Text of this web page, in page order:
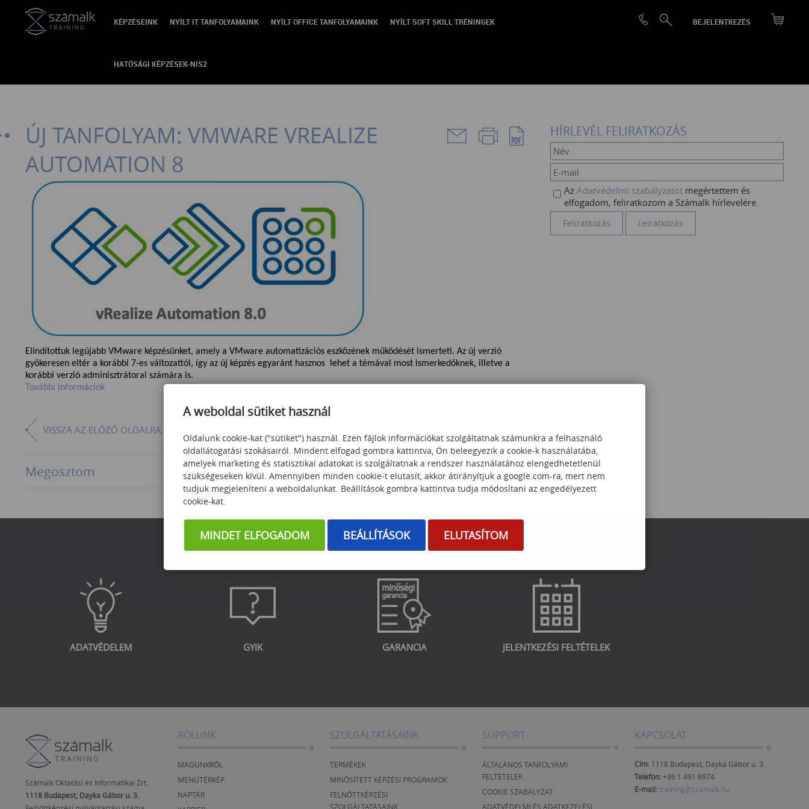
BEJELENTKEZÉS
KÉPZÉSEINK NYÍLT IT TANFOLYAMAINK NYÍLT OFFICE TANFOLYAMAINK NYÍLT SOFT SKILL TRÉNINGEK
HATÓSÁGI KÉPZÉSEK-NIS2
VISSZA
ÚJ TANFOLYAM: VMWARE VREALIZE
AUTOMATION 8
Elindítottuk legújabb VMware képzésünket, amely a VMware automatizációs eszközének működését ismerteti. Az új verzió
gyökeresen eltér a korábbi 7-es változattól, így az új képzés egyaránt hasznos lehet a témával most ismerkedőknek, illetve a
korábbi verzió adminisztrátorai számára is.
További információk
VISSZA AZ ELŐZŐ OLDALRA
Megosztom
HÍRLEVÉL FELIRATKOZÁS
Az Adatvédelmi szabályzatot megértettem és
elfogadom, feliratkozom a Számalk hírlevelére.
ADATVÉDELEM GYIK GARANCIA JELENTKEZÉSI FELTÉTELEK
Számalk Oktatási és Informatikai Zrt.
1118 Budapest, Dayka Gábor u. 3.
RÓLUNK
MAGUNKRÓL
MENÜTÉRKÉP
NAPTÁR
SZOLGÁLTATÁSAINK
TERMÉKEK
MINŐSÍTETT KÉPZÉSI PROGRAMOK
FELNŐTTKÉPZÉSI
SZOLGÁLTATÁSAINK
SUPPORT
ÁLTALÁNOS TANFOLYAMI
FELTÉTELEK
COOKIE SZABÁLYZAT
ADATVÉDELMI ÉS ADATKEZELÉSI
KAPCSOLAT
Cím: 1118 Budapest, Dayka Gábor u. 3.
Telefon:+36 1 491 8974
E-mail:training@szamalk.hu
A weboldal sütiket használ
Oldalunk cookie-kat ("sütiket") használ. Ezen fájlok információkat szolgáltatnak számunkra a felhasználó
oldallátogatási szokásairól. Mindent elfogad gombra kattintva, Ön beleegyezik a cookie-k használatába,
amelyek marketing és statisztikai adatokat is szolgáltatnak a rendszer használatához elengedhetetlenül
szükségeseken kívül. Amennyiben minden cookie-t elutasít, akkor átirányítjuk a google.com-ra, mert nem
tudjuk megjeleníteni a weboldalunkat. Beállítások gombra kattintva tudja módosítani az engedélyezett
cookie-kat.
MINDET ELFOGADOM BEÁLLÍTÁSOK ELUTASÍTOM